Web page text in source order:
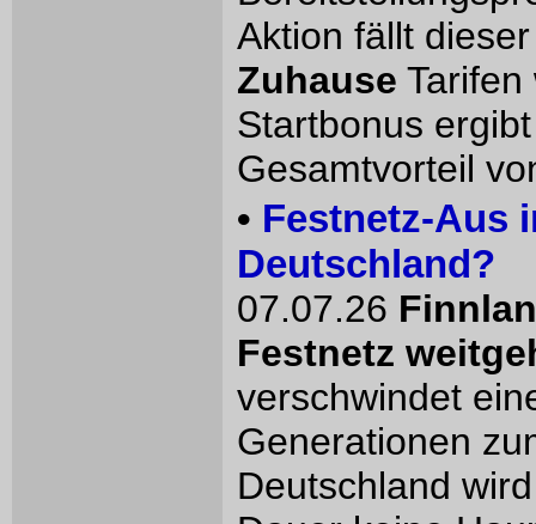
Aktion fällt
Zuhause
Startbonus
Gesamtvorteil
• Festnetz-Aus
Deutschland?
07.07.26
Festnetz
verschwindet
Generationen
Deutschland